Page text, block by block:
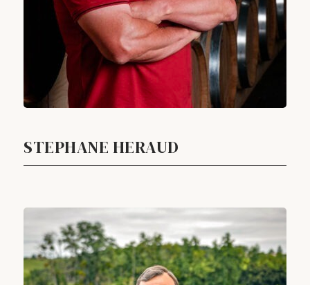
STEPHANE HERAUD